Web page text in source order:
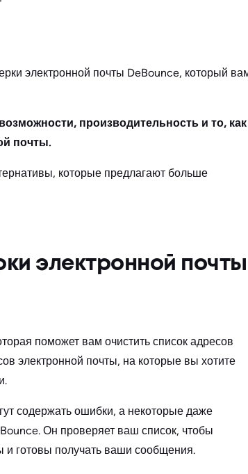
электронной почты DeBounce, который
производительность и то, как
почты.
которые предлагают больше
электронной почты
поможет вам очистить список адресов
электронной почты, на которые вы хотите
содержать ошибки, а некоторые даже
Он проверяет ваш список, чтобы
и готовы получать ваши сообщения.